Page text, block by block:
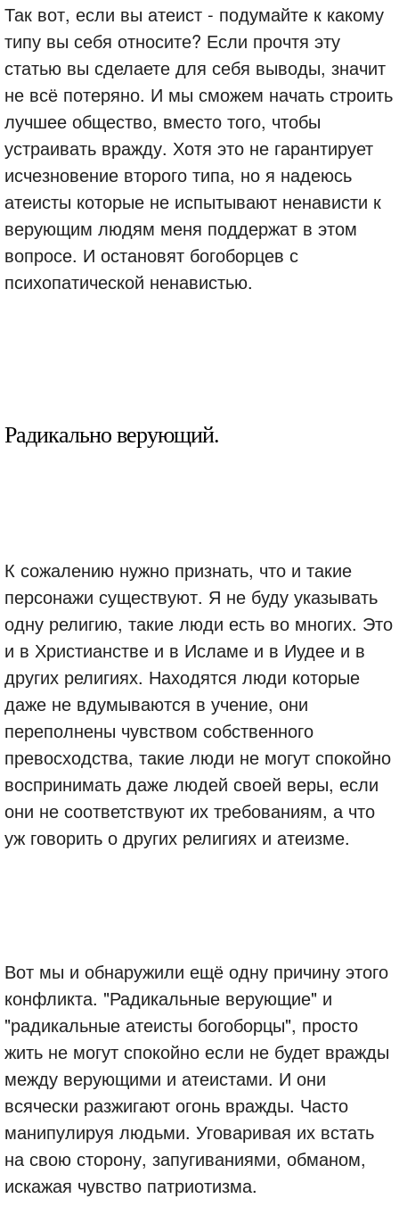
Так вот, если вы атеист - подумайте к какому
типу вы себя относите? Если прочтя эту
статью вы сделаете для себя выводы, значит
не всё потеряно. И мы сможем начать строить
лучшее общество, вместо того, чтобы
устраивать вражду. Хотя это не гарантирует
исчезновение второго типа, но я надеюсь
атеисты которые не испытывают ненависти к
верующим людям меня поддержат в этом
вопросе. И остановят богоборцев с
психопатической ненавистью.
Радикально верующий.
К сожалению нужно признать, что и такие
персонажи существуют. Я не буду указывать
одну религию, такие люди есть во многих. Это
и в Христианстве и в Исламе и в Иудее и в
других религиях. Находятся люди которые
даже не вдумываются в учение, они
переполнены чувством собственного
превосходства, такие люди не могут спокойно
воспринимать даже людей своей веры, если
они не соответствуют их требованиям, а что
уж говорить о других религиях и атеизме.
Вот мы и обнаружили ещё одну причину этого
конфликта. "Радикальные верующие" и
"радикальные атеисты богоборцы", просто
жить не могут спокойно если не будет вражды
между верующими и атеистами. И они
всячески разжигают огонь вражды. Часто
манипулируя людьми. Уговаривая их встать
на свою сторону, запугиваниями, обманом,
искажая чувство патриотизма.